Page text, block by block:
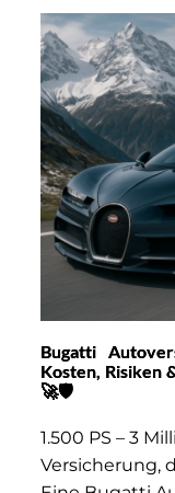
Bugatti
Kosten, Risiken
🚀🛡️
1.500 PS – 3
Versicherung,